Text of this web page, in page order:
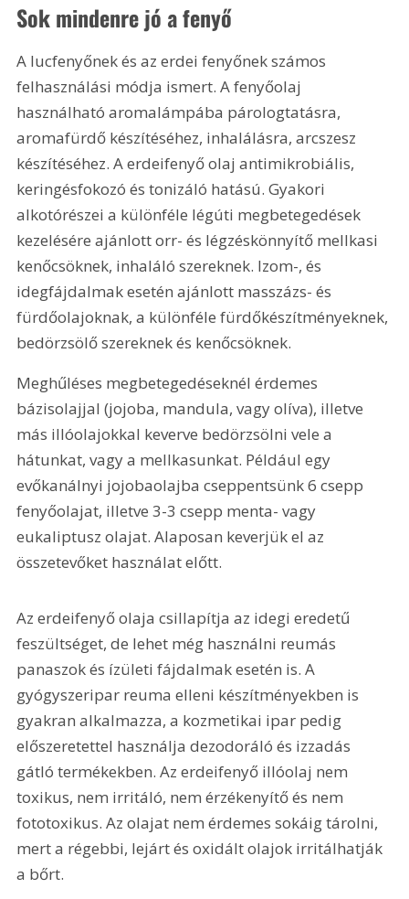
Sok mindenre jó a fenyő
A lucfenyőnek és az erdei fenyőnek számos
felhasználási módja ismert. A fenyőolaj
használható aromalámpába párologtatásra,
aromafürdő készítéséhez, inhalálásra, arcszesz
készítéséhez. A erdeifenyő olaj antimikrobiális,
keringésfokozó és tonizáló hatású. Gyakori
alkotórészei a különféle légúti megbetegedések
kezelésére ajánlott orr- és légzéskönnyítő mellkasi
kenőcsöknek, inhaláló szereknek. Izom-, és
idegfájdalmak esetén ajánlott masszázs- és
fürdőolajoknak, a különféle fürdőkészítményeknek,
bedörzsölő szereknek és kenőcsöknek.
Meghűléses megbetegedéseknél érdemes
bázisolajjal (jojoba, mandula, vagy olíva), illetve
más illóolajokkal keverve bedörzsölni vele a
hátunkat, vagy a mellkasunkat. Például egy
evőkanálnyi jojobaolajba cseppentsünk 6 csepp
fenyőolajat, illetve 3-3 csepp menta- vagy
eukaliptusz olajat. Alaposan keverjük el az
összetevőket használat előtt.
Az erdeifenyő olaja csillapítja az idegi eredetű
feszültséget, de lehet még használni reumás
panaszok és ízületi fájdalmak esetén is. A
gyógyszeripar reuma elleni készítményekben is
gyakran alkalmazza, a kozmetikai ipar pedig
előszeretettel használja dezodoráló és izzadás
gátló termékekben. Az erdeifenyő illóolaj nem
toxikus, nem irritáló, nem érzékenyítő és nem
fototoxikus. Az olajat nem érdemes sokáig tárolni,
mert a régebbi, lejárt és oxidált olajok irritálhatják
a bőrt.